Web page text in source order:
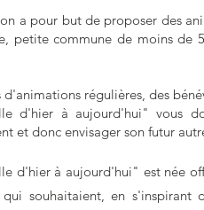
a pour but de proposer des
petite commune de moins de
d'animations régulières, des
d'hier à aujourd'hui" vous
et donc envisager son futur
d'hier à aujourd'hui" est née
souhaitaient, en s'inspirant